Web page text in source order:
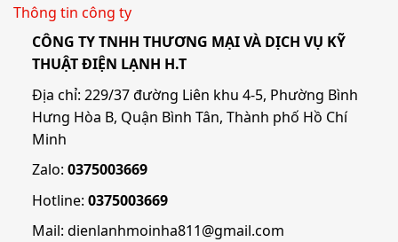
Thông tin công ty
CÔNG TY TNHH THƯƠNG MẠI VÀ DỊCH VỤ KỸ
THUẬT ĐIỆN LẠNH H.T
Địa chỉ: 229/37 đường Liên khu 4-5, Phường Bình
Hưng Hòa B, Quận Bình Tân, Thành phố Hồ Chí
Minh
Zalo: 0375003669
Hotline: 0375003669
Mail: dienlanhmoinha811@gmail.com